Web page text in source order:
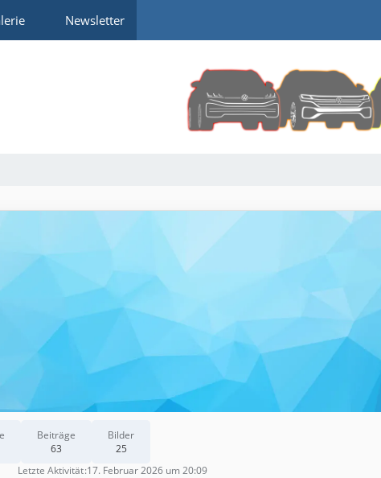
Newsletter
Beiträge
63
Bilder
25
Letzte Aktivität 17. Februar 2026 um 20:09